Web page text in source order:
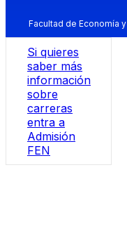
Facultad de Economía
Si quieres
saber más
información
sobre
carreras
entra a
Admisión
FEN